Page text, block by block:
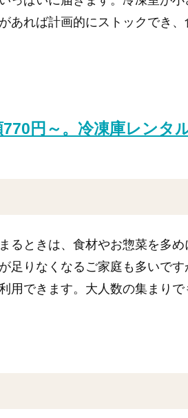
あれば計画的にストックでき
円～。冷凍庫レンタ
るときは、食材やお惣菜を多
足りなくなるご家庭も多いで
用できます。大人数の集まり